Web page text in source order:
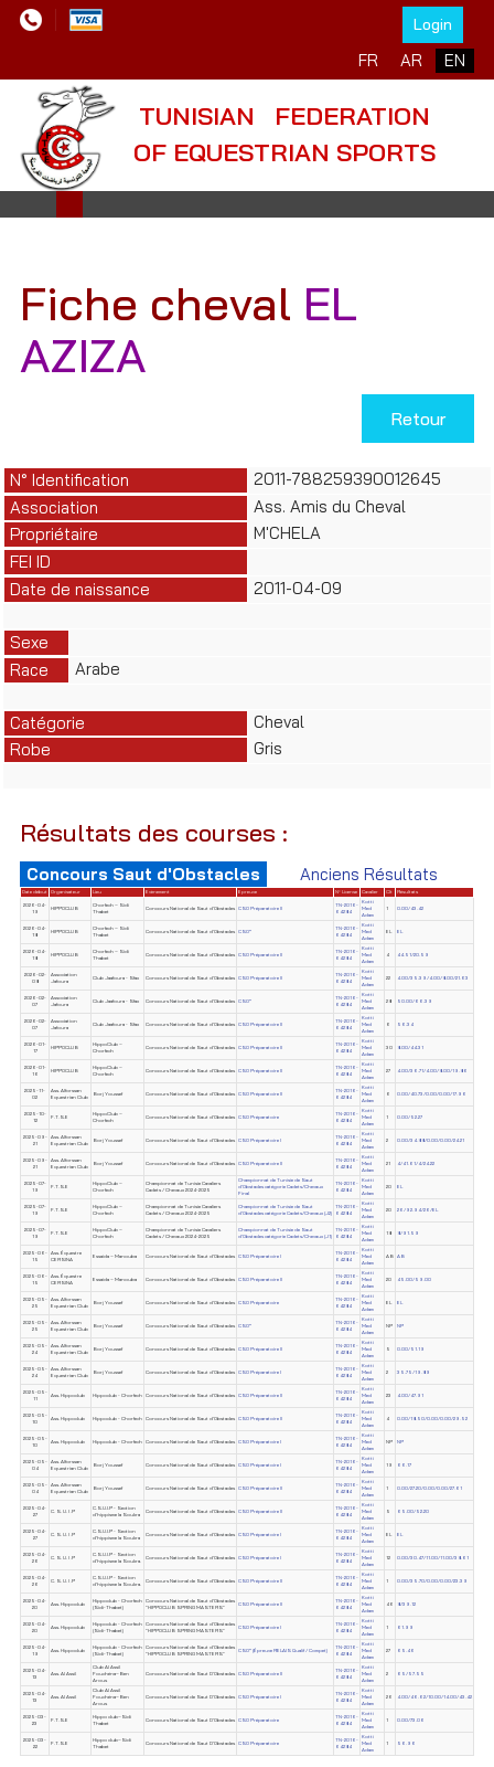
Login
Select your language
FR AR EN
TUNISIAN FEDERATION
OF EQUESTRIAN SPORTS
Fiche cheval EL
AZIZA
Retour
N° Identification
2011-788259390012645
Association
Ass. Amis du Cheval
Propriétaire
M'CHELA
FEI ID
Date de naissance
2011-04-09
Sexe
Race
Arabe
Catégorie
Cheval
Robe
Gris
Résultats des courses :
Concours Saut d'Obstacles Anciens Résultats
Date début Organisateur Lieu Evènement Epreuve N° License Cavalier Clt Résultats
2026-04-
19
HIPPOCLUB
Chorfech – Sidi
Thabet
Concours National de Saut d'Obstacles CSO Préparatoire II
TN-2016-
64284
Kotti
Med
Adam
1 0.00/43.42
2026-04-
18
HIPPOCLUB
Chorfech – Sidi
Thabet
Concours National de Saut d'Obstacles CSO*
TN-2016-
64284
Kotti
Med
Adam
EL EL
2026-04-
18
HIPPOCLUB
Chorfech – Sidi
Thabet
Concours National de Saut d'Obstacles CSO Préparatoire II
TN-2016-
64284
Kotti
Med
Adam
4 44.51/20.59
2026-02-
08
Association
Jafoura
Club Jaafoura - Sfax Concours National de Saut d'Obstacles CSO Préparatoire II
TN-2016-
64284
Kotti
Med
Adam
22 4.00/35.39/4.00/8.00/21.63
2026-02-
07
Association
Jafoura
Club Jaafoura - Sfax Concours National de Saut d'Obstacles CSO*
TN-2016-
64284
Kotti
Med
Adam
28 50.00/66.39
2026-02-
07
Association
Jafoura
Club Jaafoura - Sfax Concours National de Saut d'Obstacles CSO Préparatoire II
TN-2016-
64284
Kotti
Med
Adam
6 56.34
2026-01-
17
HIPPOCLUB
HippoClub –
Chorfech
Concours National de Saut d'Obstacles CSO Préparatoire II
TN-2016-
64284
Kotti
Med
Adam
30 8.00/44.31
2026-01-
16
HIPPOCLUB
HippoClub –
Chorfech
Concours National de Saut d'Obstacles CSO Préparatoire II
TN-2016-
64284
Kotti
Med
Adam
27 4.00/36.71/4.00/8.00/19.86
2025-11-
02
Ass. Alforssan
Equestrian Club
Borj Youssef Concours National de Saut d'Obstacles CSO Préparatoire II
TN-2016-
64284
Kotti
Med
Adam
6 0.00/40.73/0.00/0.00/17.96
2025-10-
12
F.T.S.E
HippoClub –
Chorfech
Concours National de Saut d'Obstacles CSO Préparatoire
TN-2016-
64284
Kotti
Med
Adam
1 0.00/52.27
2025-09-
21
Ass. Alforssan
Equestrian Club
Borj Youssef Concours National de Saut d'Obstacles CSO Préparatoire I
TN-2016-
64284
Kotti
Med
Adam
2 0.00/34.88/0.00/0.00/24.21
2025-09-
21
Ass. Alforssan
Equestrian Club
Borj Youssef Concours National de Saut d'Obstacles CSO Préparatoire II
TN-2016-
64284
Kotti
Med
Adam
21 4/41.61/4/24.22
2025-07-
19
F.T.S.E
HippoClub –
Chorfech
Championnat de Tunisie Cavaliers
Cadets / Chevaux 2024-2025
Championnat de Tunisie de Saut
d'Obstacles catégorie Cadets/Chevaux
Final
TN-2016-
64284
Kotti
Med
Adam
20 EL
2025-07-
19
F.T.S.E
HippoClub –
Chorfech
Championnat de Tunisie Cavaliers
Cadets / Chevaux 2024-2025
Championnat de Tunisie de Saut
d'Obstacles catégorie Cadets/Chevaux (J2)
TN-2016-
64284
Kotti
Med
Adam
20 26/92.94/26/EL
2025-07-
19
F.T.S.E
HippoClub –
Chorfech
Championnat de Tunisie Cavaliers
Cadets / Chevaux 2024-2025
Championnat de Tunisie de Saut
d'Obstacles catégorie Cadets/Chevaux (J1)
TN-2016-
64284
Kotti
Med
Adam
18 8/91.59
2025-06-
15
Ass. Équestre
CERSINA
Essaida – Manouba Concours National de Saut d'Obstacles CSO Préparatoire I
TN-2016-
64284
Kotti
Med
Adam
AB AB
2025-06-
15
Ass. Équestre
CERSINA
Essaida – Manouba Concours National de Saut d'Obstacles CSO Préparatoire II
TN-2016-
64284
Kotti
Med
Adam
20 45.00/59.00
2025-05-
25
Ass. Alforssan
Equestrian Club
Borj Youssef Concours National de Saut d'Obstacles CSO Préparatoire
TN-2016-
64284
Kotti
Med
Adam
EL EL
2025-05-
25
Ass. Alforssan
Equestrian Club
Borj Youssef Concours National de Saut d'Obstacles CSO*
TN-2016-
64284
Kotti
Med
Adam
NP NP
2025-05-
24
Ass. Alforssan
Equestrian Club
Borj Youssef Concours National de Saut d'Obstacles CSO Préparatoire II
TN-2016-
64284
Kotti
Med
Adam
5 0.00/51.19
2025-05-
24
Ass. Alforssan
Equestrian Club
Borj Youssef Concours National de Saut d'Obstacles CSO Préparatoire I
TN-2016-
64284
Kotti
Med
Adam
2 35.75/19.89
2025-05-
11
Ass. Hippoclub Hippoclub - Chorfech Concours National de Saut d'Obstacles CSO Préparatoire II
TN-2016-
64284
Kotti
Med
Adam
23 4.00/47.91
2025-05-
10
Ass. Hippoclub Hippoclub - Chorfech Concours National de Saut d'Obstacles CSO Préparatoire II
TN-2016-
64284
Kotti
Med
Adam
4 0.00/18.50/0.00/0.00/29.52
2025-05-
10
Ass. Hippoclub Hippoclub - Chorfech Concours National de Saut d'Obstacles CSO Préparatoire I
TN-2016-
64284
Kotti
Med
Adam
NP NP
2025-05-
04
Ass. Alforssan
Equestrian Club
Borj Youssef Concours National de Saut d'Obstacles CSO Préparatoire I
TN-2016-
64284
Kotti
Med
Adam
19 66.17
2025-05-
04
Ass. Alforssan
Equestrian Club
Borj Youssef Concours National de Saut d'Obstacles CSO Préparatoire II
TN-2016-
64284
Kotti
Med
Adam
1 0.00/27.20/0.00/0.00/27.61
2025-04-
27
C. S. U. I .P
C.S.U.I.P - Section
d'hippisme la Soukra
Concours National de Saut d'Obstacles CSO Préparatoire II
TN-2016-
64284
Kotti
Med
Adam
5 65.00/52.20
2025-04-
27
C. S. U. I .P
C.S.U.I.P - Section
d'hippisme la Soukra
Concours National de Saut d'Obstacles CSO Préparatoire I
TN-2016-
64284
Kotti
Med
Adam
EL EL
2025-04-
26
C. S. U. I .P
C.S.U.I.P - Section
d'hippisme la Soukra.
Concours National de Saut d'Obstacles CSO Préparatoire I
TN-2016-
64284
Kotti
Med
Adam
12 0.00/30.47/11.00/11.00/38.61
2025-04-
26
C. S. U. I .P
C.S.U.I.P - Section
d'hippisme la Soukra.
Concours National de Saut d'Obstacles CSO Préparatoire II
TN-2016-
64284
Kotti
Med
Adam
1 0.00/35.70/0.00/0.00/23.39
2025-04-
20
Ass. Hippoclub
Hippoclub - Chorfech
(Sidi-Thabet)
Concours National de Saut d'Obstacles
"HIPPOCLUB SPRING MASTERS"
CSO Préparatoire II
TN-2016-
64284
Kotti
Med
Adam
46 8/39.12
2025-04-
20
Ass. Hippoclub
Hippoclub - Chorfech
(Sidi-Thabet)
Concours National de Saut d'Obstacles
"HIPPOCLUB SPRING MASTERS"
CSO Préparatoire I
TN-2016-
64284
Kotti
Med
Adam
1 61.99
2025-04-
19
Ass. Hippoclub
Hippoclub - Chorfech
(Sidi-Thabet)
Concours National de Saut d'Obstacles
"HIPPOCLUB SPRING MASTERS"
CSO* (Épreuve RELAIS Qualif / Compet)
TN-2016-
64284
Kotti
Med
Adam
27 65.46
2025-04-
13
Ass. Al Assil
Club Al Assil
Fouchéna–Ben
Arous
Concours National de Saut D'Obstacles CSO Préparatoire II
TN-2016-
64284
Kotti
Med
Adam
2 65/57.55
2025-04-
13
Ass. Al Assil
Club Al Assil
Fouchéna–Ben
Arous
Concours National de Saut D'Obstacles CSO Préparatoire I
TN-2016-
64284
Kotti
Med
Adam
26 4.00/46.62/10.00/14.00/43.42
2025-03-
23
F.T.S.E
Hippo club–Sidi
Thabet
Concours National de Saut D'Obstacles CSO Préparatoire
TN-2016-
64284
Kotti
Med
Adam
1 0.00/73.06
2025-03-
22
F.T.S.E
Hippo club–Sidi
Thabet
Concours National de Saut D'Obstacles CSO Préparatoire
TN-2016-
64284
Kotti
Med
Adam
1 56.96